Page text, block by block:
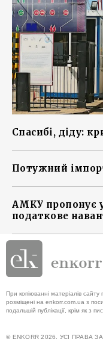
Спасибі, діду:
Потужний
АМКУ пропонує
податкове
При копіюванні матеріалів
розміщені на enkorr.com.ua з
подальшій публікації, крім як з
© ENKORR 2026. УСІ ПРАВА